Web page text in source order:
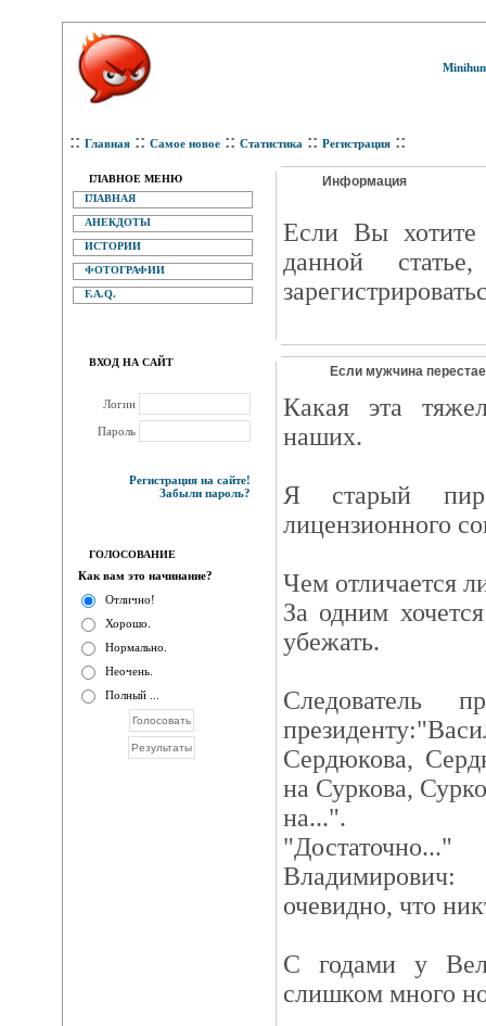
:: Главная :: Самое новое :: Статистика :: Регистрация ::
ГЛАВНОЕ МЕНЮ
ГЛАВНАЯ
АНЕКДОТЫ
ИСТОРИИ
ФОТОГРАФИИ
F.A.Q.
ВХОД НА САЙТ
Логин
Пароль
Регистрация на сайте!
Забыли пароль?
ГОЛОСОВАНИЕ
Как вам это начинание?
Отлично!
Хорошо.
Нормально.
Неочень.
Полный ...
Информация
Eсли Вы хотите
данной
Если мужчина
Какая эта
наших.
Я старый
лицензионного
Чем отличается
За одним
убежать.
Следователь
Сердюкова,
на Суркова,
на...".
очевидно, что
С годами у
слишком много